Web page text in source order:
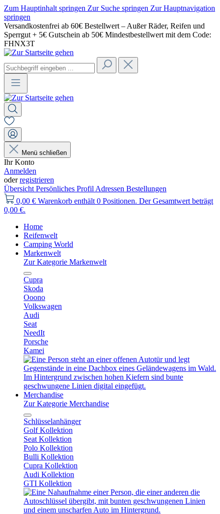
Zum Hauptinhalt springen Zur Suche springen Zur Hauptnavigation
springen
Versandkostenfrei ab 60€ Bestellwert – Außer Räder, Reifen und
Sperrgut + 5€ Gutschein ab 50€ Mindestbestellwert mit dem Code:
FHNX3T
Menü schließen
Ihr Konto
Anmelden
oderregistrieren
Übersicht Persönliches Profil Adressen Bestellungen
0,00 € Warenkorb enthält 0 Positionen. Der Gesamtwert beträgt
0,00 €.
Home
Reifenwelt
Camping World
Markenwelt
Zur Kategorie Markenwelt
Cupra
Skoda
Ooono
Volkswagen
Audi
Seat
NeedIt
Porsche
Kamei
Merchandise
Zur Kategorie Merchandise
Schlüsselanhänger
Golf Kollektion
Seat Kollektion
Polo Kollektion
Bulli Kollektion
Cupra Kollektion
Audi Kollektion
GTI Kollektion